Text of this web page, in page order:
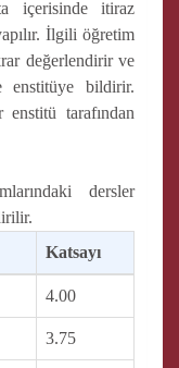
içerisinde itiraz
İlgili öğretim
değerlendirir ve
bildirir.
tarafından
dersler
Katsayı
4.00
3.75